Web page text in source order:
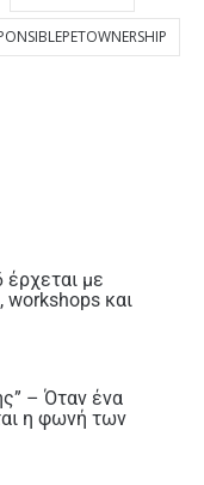
με
workshops και
– Όταν ένα
η φωνή των